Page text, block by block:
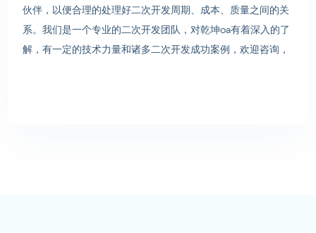
伙伴，以便合理的处理好二次开发周期、成本、质量之间的关
系。我们是一个专业的二次开发团队，对乾坤oa有着深入的了
解，有一定的技术力量和诸多二次开发成功案例，欢迎咨询，